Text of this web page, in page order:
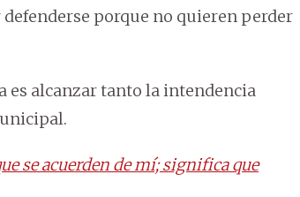
porque no quieren perder
es alcanzar tanto la intendencia
se acuerden de mí; significa que